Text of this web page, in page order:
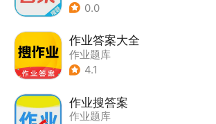
0.0
作业答案大全
作业题库
4.1
作业搜答案
作业题库